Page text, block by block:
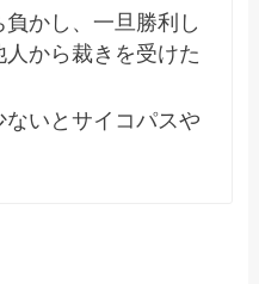
負かし、一旦勝利し
から裁きを受けた
ないとサイコパスや